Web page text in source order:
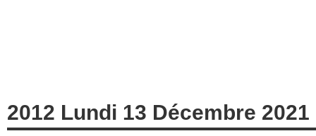
2012 Lundi 13 Décembre 2021